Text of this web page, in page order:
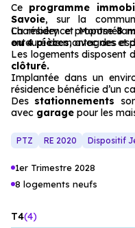
Ce programme
Savoie, sur la
Chambéry et
entouré de montagnes et
La résidence propose8
ou 4 pièces, avec des
Les logements disposent
clôturé.
Implantée dans un
résidence bénéficie d’un
Des stationnements
avec garage pour les
PTZ RE 2020 Dispositif
1er Trimestre 2028
8 logements neufs
T4 4